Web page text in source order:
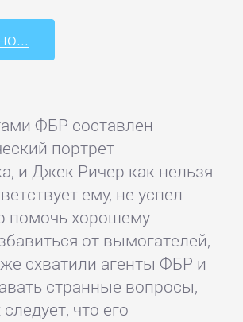
ФБР составлен
портрет
и Джек Ричер как нельзя
ему, не успел
помочь хорошему
от вымогателей,
же схватили агенты ФБР и
странные вопросы,
что его